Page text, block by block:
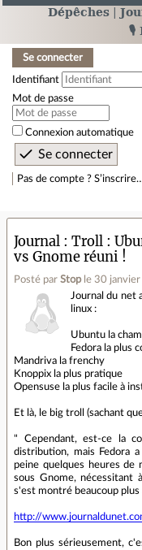
Dépêches
🎙️
Se connecter
Identifiant
Mot de passe
Connexion automatique
Pas de compte ?
Journal
Troll :
vs Gnome réuni !
Posté par Stop le 30
Journal du net
linux :
Ubuntu la
Fedora la plus
Mandriva la frenchy
Knoppix la plus pratique
Opensuse la plus facile à
Et là, le big troll (sachant
" Cependant, est-ce la
distribution, mais Fedora
peine quelques heures de
sous Gnome, nécessitant
s'est montré beaucoup
http://
Bon plus sérieusement,